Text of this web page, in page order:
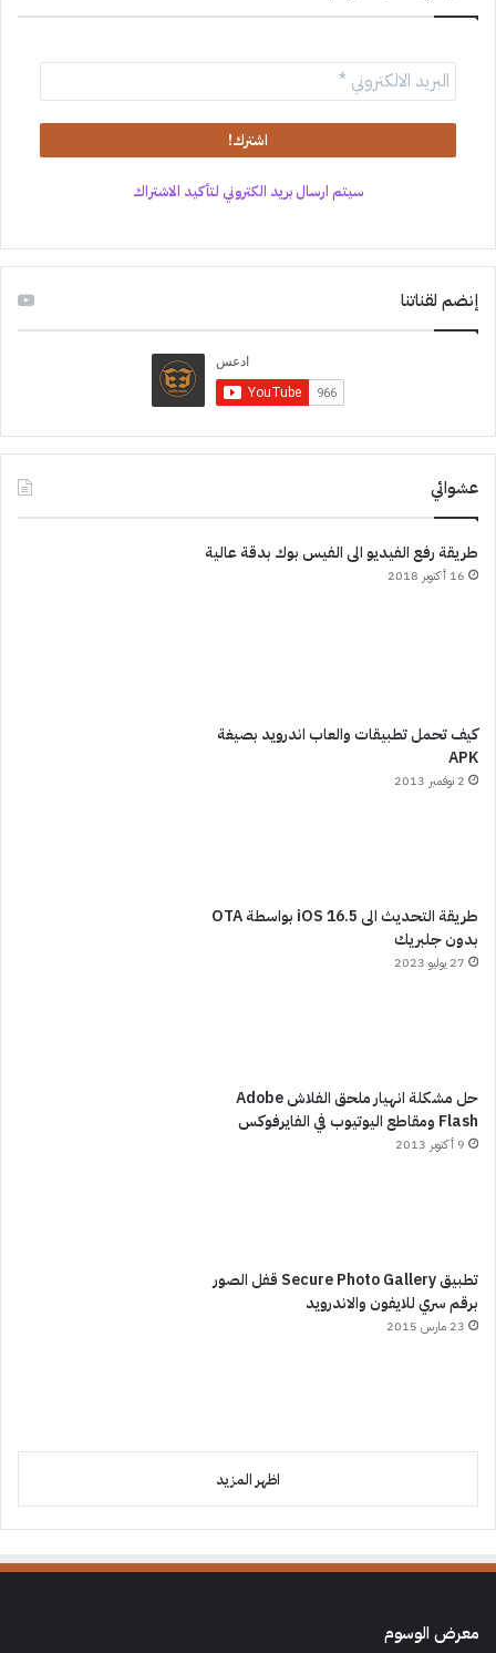
سيتم ارسال بريد الكتروني لتأكيد الاشتراك
إنضم لقناتنا
عشوائي
طريقة رفع الفيديو الى الفيس بوك بدقة عالية
16 أكتوبر 2018
كيف تحمل تطبيقات والعاب اندرويد بصيغة
APK
2 نوفمبر 2013
طريقة التحديث الى iOS 16.5 بواسطة OTA
بدون جلبريك
27 يوليو 2023
حل مشكلة انهيار ملحق الفلاش Adobe
Flash ومقاطع اليوتيوب في الفايرفوكس
9 أكتوبر 2013
تطبيق Secure Photo Gallery قفل الصور
برقم سري للايفون والاندرويد
23 مارس 2015
اظهر المزيد
معرض الوسوم